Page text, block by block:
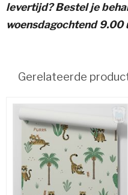
levertijd? Bestel je
woensdagochtend 9.00
Gerelateerde